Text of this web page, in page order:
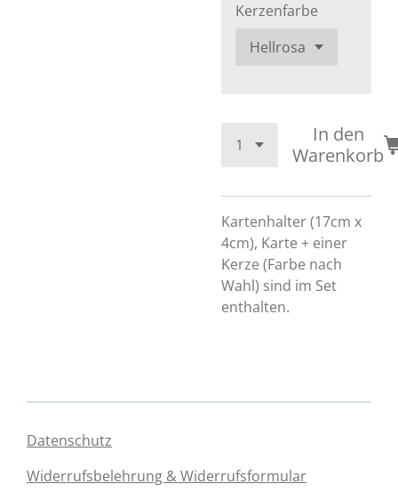
Kerzenfarbe
In den
Warenkorb
Kartenhalter (17cm x
4cm), Karte + einer
Kerze (Farbe nach
Wahl) sind im Set
enthalten.
Datenschutz
Widerrufsbelehrung & Widerrufsformular